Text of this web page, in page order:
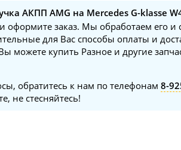
АКПП AMG на Mercedes G-klasse
оформите заказ. Мы обработаем его и
для Вас способы оплаты и
можете купить Разное и другие
обратитесь к нам по телефонам 8-
не стесняйтесь!